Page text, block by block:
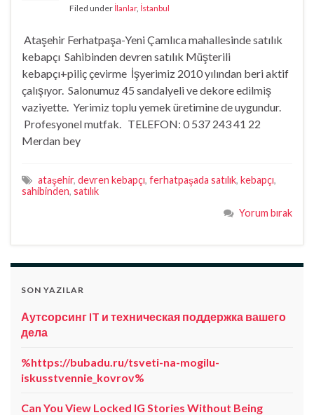
Filed under İlanlar, İstanbul
Ataşehir Ferhatpaşa-Yeni Çamlıca mahallesinde satılık
kebapçı Sahibinden devren satılık Müşterili
kebapçı+piliç çevirme İşyerimiz 2010 yılından beri aktif
çalışıyor. Salonumuz 45 sandalyeli ve dekore edilmiş
vaziyette. Yerimiz toplu yemek üretimine de uygundur.
Profesyonel mutfak. TELEFON: 0 537 243 41 22
Merdan bey
ataşehir, devren kebapçı, ferhatpaşada satılık, kebapçı,
sahibinden, satılık
Yorum bırak
SON YAZILAR
Аутсорсинг IT и техническая поддержка вашего
дела
%https://bubadu.ru/tsveti-na-mogilu-
iskusstvennie_kovrov%
Can You View Locked IG Stories Without Being